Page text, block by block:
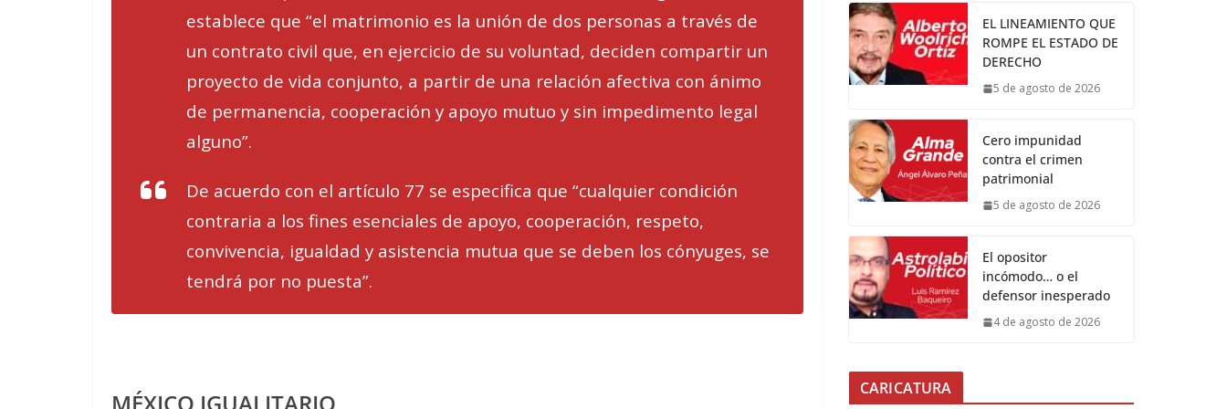
establece que “el matrimonio es la unión de dos personas a través de
un contrato civil que, en ejercicio de su voluntad, deciden compartir un
proyecto de vida conjunto, a partir de una relación afectiva con ánimo
de permanencia, cooperación y apoyo mutuo y sin impedimento legal
alguno”.
De acuerdo con el artículo 77 se especifica que “cualquier condición
contraria a los fines esenciales de apoyo, cooperación, respeto,
convivencia, igualdad y asistencia mutua que se deben los cónyuges, se
tendrá por no puesta”.
MÉXICO IGUALITARIO
EL LINEAMIENTO QUE
ROMPE EL ESTADO DE
DERECHO
5 de agosto de 2026
Cero impunidad
contra el crimen
patrimonial
5 de agosto de 2026
El opositor
incómodo… o el
defensor inesperado
4 de agosto de 2026
CARICATURA